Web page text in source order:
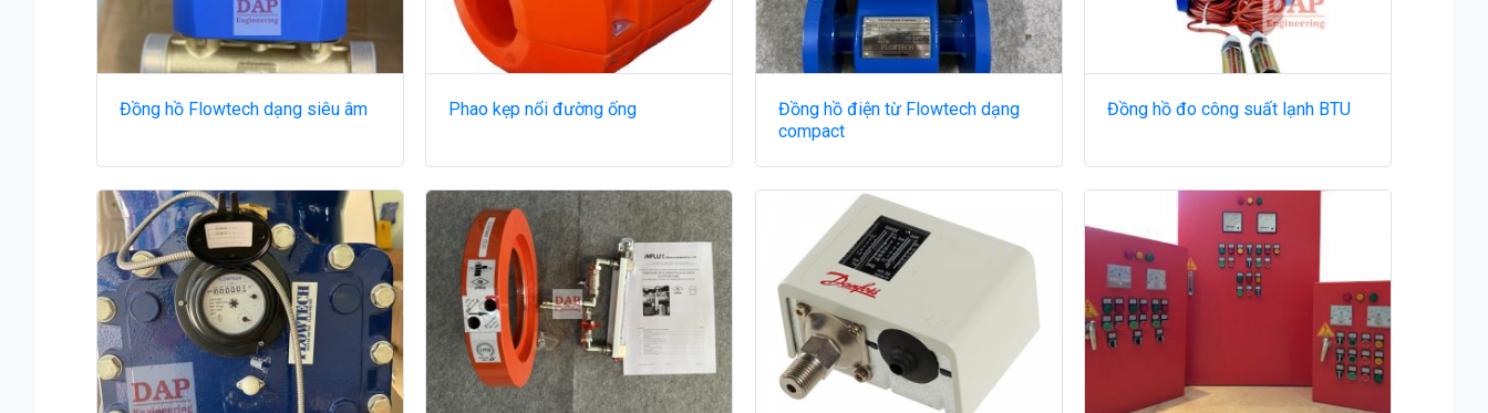
Đồng hồ Flowtech dạng siêu âm Phao kẹp nổi đường ống
Đồng hồ điện từ Flowtech dạng
compact
Đồng hồ đo công suất lạnh BTU